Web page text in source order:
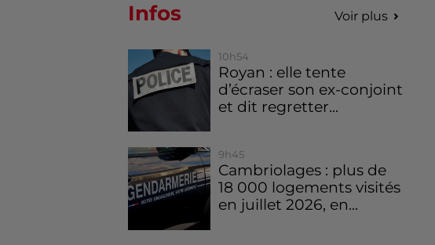
Infos Voir plus
10h54
Royan : elle tente
d’écraser son ex-conjoint
et dit regretter...
9h45
Cambriolages : plus de
18 000 logements visités
en juillet 2026, en...